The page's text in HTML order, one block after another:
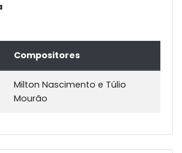
Compositores
Milton Nascimento e Túlio
Mourão